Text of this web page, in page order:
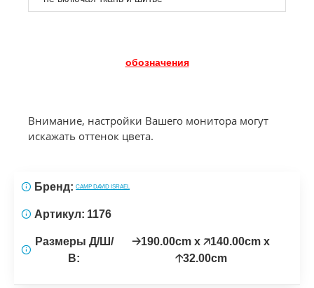
обозначения
Внимание, настройки Вашего монитора могут
искажать оттенок цвета.
Бренд: CAMP DAVID ISRAEL
Артикул: 1176
Размеры Д/Ш/
В:
🡢190.00cm x 🡥140.00cm x
🡡32.00cm